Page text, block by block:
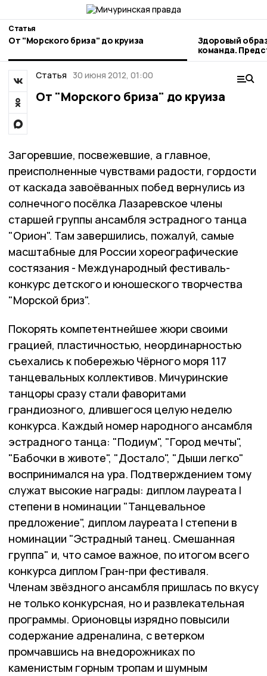
Статья
От "Морского бриза" до круиза
Здоровый
команда.
наукограда
Статья 30 июня 2012, 01:00
От "Морского бриза" до круиза
Загоревшие, посвежевшие, а главное,
преисполненные чувствами радости, гордости
от каскада завоёванных побед вернулись из
солнечного посёлка Лазаревское члены
старшей группы ансамбля эстрадного танца
"Орион". Там завершились, пожалуй, самые
масштабные для России хореографические
состязания - Международный фестиваль-
конкурс детского и юношеского творчества
"Морской бриз".
Покорять компетентнейшее жюри своими
грацией, пластичностью, неординарностью
съехались к побережью Чёрного моря 117
танцевальных коллективов. Мичуринские
танцоры сразу стали фаворитами
грандиозного, длившегося целую неделю
конкурса. Каждый номер народного ансамбля
эстрадного танца: "Подиум", "Город мечты",
"Бабочки в животе", "Достало", "Дыши легко"
воспринимался на ура. Подтверждением тому
служат высокие награды: диплом лауреата I
степени в номинации "Танцевальное
предложение", диплом лауреата I степени в
номинации "Эстрадный танец. Смешанная
группа" и, что самое важное, по итогом всего
конкурса диплом Гран-при фестиваля.
Членам звёздного ансамбля пришлась по вкусу
не только конкурсная, но и развлекательная
программы. Орионовцы изрядно повысили
содержание адреналина, с ветерком
промчавшись на внедорожниках по
каменистым горным тропам и шумным